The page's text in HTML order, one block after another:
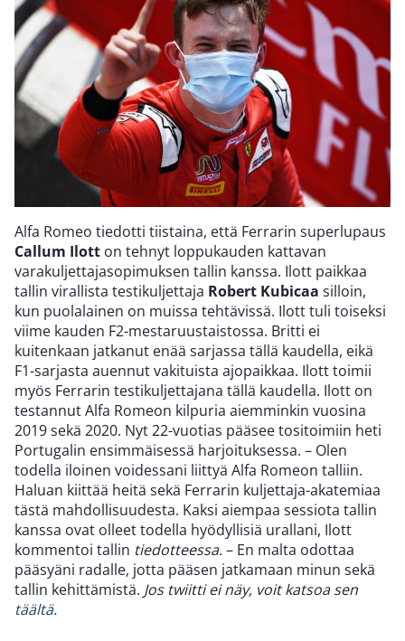
Alfa Romeo tiedotti tiistaina, että Ferrarin superlupaus
Callum Ilott on tehnyt loppukauden kattavan
varakuljettajasopimuksen tallin kanssa. Ilott paikkaa
tallin virallista testikuljettaja Robert Kubicaa silloin,
kun puolalainen on muissa tehtävissä. Ilott tuli toiseksi
viime kauden F2-mestaruustaistossa. Britti ei
kuitenkaan jatkanut enää sarjassa tällä kaudella, eikä
F1-sarjasta auennut vakituista ajopaikkaa. Ilott toimii
myös Ferrarin testikuljettajana tällä kaudella. Ilott on
testannut Alfa Romeon kilpuria aiemminkin vuosina
2019 sekä 2020. Nyt 22-vuotias pääsee tositoimiin heti
Portugalin ensimmäisessä harjoituksessa. – Olen
todella iloinen voidessani liittyä Alfa Romeon talliin.
Haluan kiittää heitä sekä Ferrarin kuljettaja-akatemiaa
tästä mahdollisuudesta. Kaksi aiempaa sessiota tallin
kanssa ovat olleet todella hyödyllisiä urallani, Ilott
kommentoi tallin tiedotteessa.– En malta odottaa
pääsyäni radalle, jotta pääsen jatkamaan minun sekä
tallin kehittämistä. Jos twiitti ei näy, voit katsoa sen
täältä.